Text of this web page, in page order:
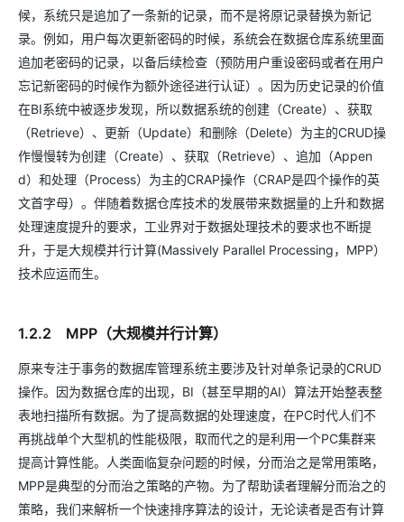
候，系统只是追加了一条新的记录，而不是将原记录替换为新记
录。例如，用户每次更新密码的时候，系统会在数据仓库系统里面
追加老密码的记录，以备后续检查（预防用户重设密码或者在用户
忘记新密码的时候作为额外途径进行认证）。因为历史记录的价值
在BI系统中被逐步发现，所以数据系统的创建（Create）、获取
（Retrieve）、更新（Update）和删除（Delete）为主的CRUD操
作慢慢转为创建（Create）、获取（Retrieve）、追加（Appen
d）和处理（Process）为主的CRAP操作（CRAP是四个操作的英
文首字母）。伴随着数据仓库技术的发展带来数据量的上升和数据
处理速度提升的要求，工业界对于数据处理技术的要求也不断提
升，于是大规模并行计算(Massively Parallel Processing，MPP）
技术应运而生。
1.2.2 MPP（大规模并行计算）
原来专注于事务的数据库管理系统主要涉及针对单条记录的CRUD
操作。因为数据仓库的出现，BI（甚至早期的AI）算法开始整表整
表地扫描所有数据。为了提高数据的处理速度，在PC时代人们不
再挑战单个大型机的性能极限，取而代之的是利用一个PC集群来
提高计算性能。人类面临复杂问题的时候，分而治之是常用策略，
MPP是典型的分而治之策略的产物。为了帮助读者理解分而治之的
策略，我们来解析一个快速排序算法的设计，无论读者是否有计算